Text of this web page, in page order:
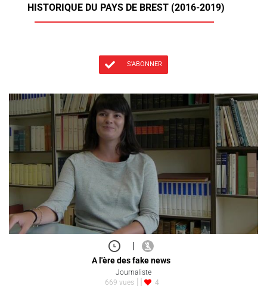
HISTORIQUE DU PAYS DE BREST (2016-2019)
S'ABONNER
|
A l'ère des fake news
Journaliste
669 vues
4